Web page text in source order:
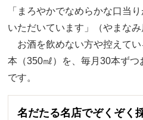
「まろやかでなめらかな口当
いただいています」（やまなみ
お酒を飲めない方や控えて
本（350㎖）を、毎月30本ず
です。
名だたる名店でぞくぞく